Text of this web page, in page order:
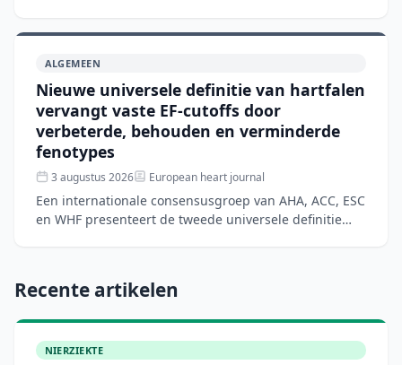
met aangeb
ALGEMEEN
Nieuwe universele definitie van hartfalen
vervangt vaste EF-cutoffs door
verbeterde, behouden en verminderde
fenotypes
3 augustus 2026 European heart journal
Een internationale consensusgroep van AHA, ACC, ESC
en WHF presenteert de tweede universele definitie
Recente artikelen
NIERZIEKTE